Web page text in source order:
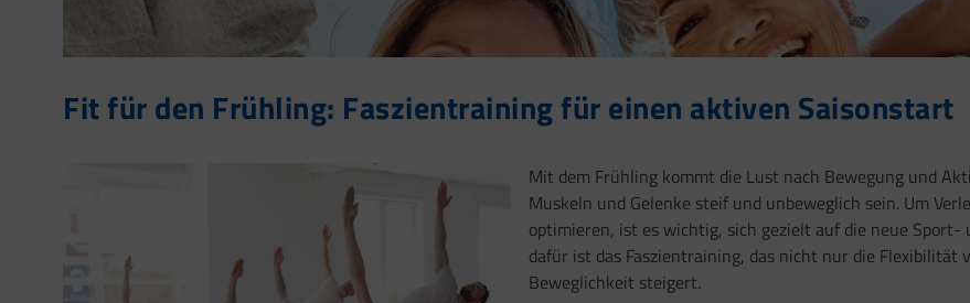
Fit für den Frühling: Faszientraining für einen aktiven Saisonstart
Mit dem Frühling kommt die Lust nach Bewegung und
Muskeln und Gelenke steif und unbeweglich sein. Um
optimieren, ist es wichtig, sich gezielt auf die neue
dafür ist das Faszientraining, das nicht nur die
Beweglichkeit steigert.